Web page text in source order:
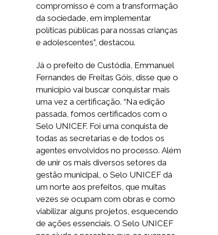
compromisso é com a transformação
da sociedade, em implementar
políticas públicas para nossas crianças
e adolescentes”, destacou.
Já o prefeito de Custódia, Emmanuel
Fernandes de Freitas Góis, disse que o
município vai buscar conquistar mais
uma vez a certificação. “Na edição
passada, fomos certificados com o
Selo UNICEF. Foi uma conquista de
todas as secretarias e de todos os
agentes envolvidos no processo. Além
de unir os mais diversos setores da
gestão municipal, o Selo UNICEF dá
um norte aos prefeitos, que muitas
vezes se ocupam com obras e como
viabilizar alguns projetos, esquecendo
de ações essenciais. O Selo UNICEF